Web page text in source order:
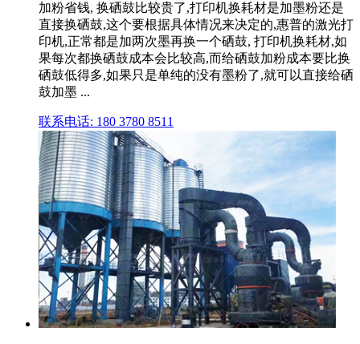
加粉省钱, 换硒鼓比较贵了,打印机换耗材是加墨粉还是
直接换硒鼓,这个要根据具体情况来决定的,惠普的激光打
印机,正常都是加两次墨再换一个硒鼓, 打印机换耗材,如
果每次都换硒鼓成本会比较高,而给硒鼓加粉成本要比换
硒鼓低得多,如果只是单纯的没有墨粉了,就可以直接给硒
鼓加墨 ...
联系电话: 180 3780 8511